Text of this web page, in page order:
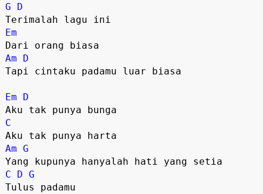
G
D
Em
Am
D
Tapi cintaku padamu luar biasa
Em
D
C
Am G
C
D G
Tulus padamu